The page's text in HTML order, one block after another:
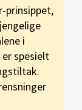
prinsippet,
i
spesielt